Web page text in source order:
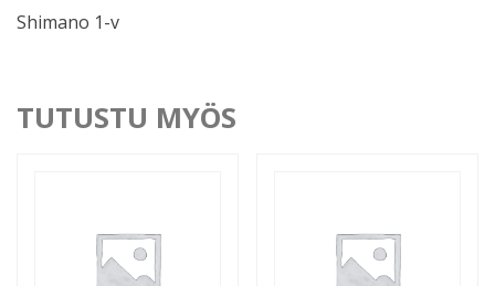
Shimano 1-v
TUTUSTU MYÖS